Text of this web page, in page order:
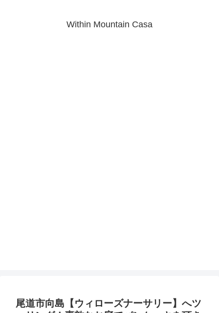
Within Mountain Casa
尾道市向島【ウィローズナーサリー】へツ